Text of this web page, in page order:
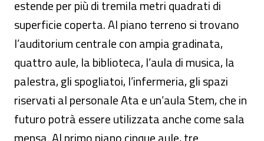
estende per più di tremila metri quadrati di
superficie coperta. Al piano terreno si trovano
l’auditorium centrale con ampia gradinata,
quattro aule, la biblioteca, l’aula di musica, la
palestra, gli spogliatoi, l’infermeria, gli spazi
riservati al personale Ata e un’aula Stem, che in
futuro potrà essere utilizzata anche come sala